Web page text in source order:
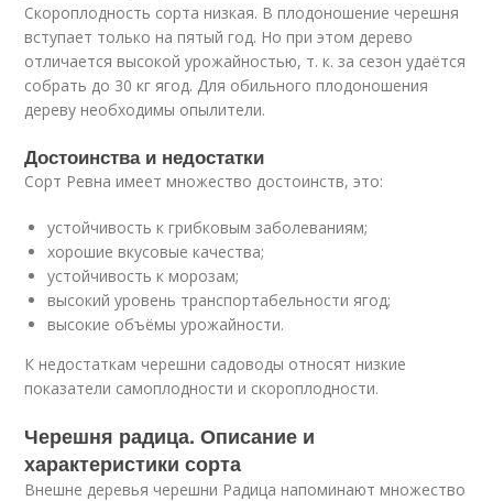
Скороплодность сорта низкая. В плодоношение черешня
вступает только на пятый год. Но при этом дерево
отличается высокой урожайностью, т. к. за сезон удаётся
собрать до 30 кг ягод. Для обильного плодоношения
дереву необходимы опылители.
Достоинства и недостатки
Сорт Ревна имеет множество достоинств, это:
устойчивость к грибковым заболеваниям;
хорошие вкусовые качества;
устойчивость к морозам;
высокий уровень транспортабельности ягод;
высокие объёмы урожайности.
К недостаткам черешни садоводы относят низкие
показатели самоплодности и скороплодности.
Черешня радица. Описание и
характеристики сорта
Внешне деревья черешни Радица напоминают множество